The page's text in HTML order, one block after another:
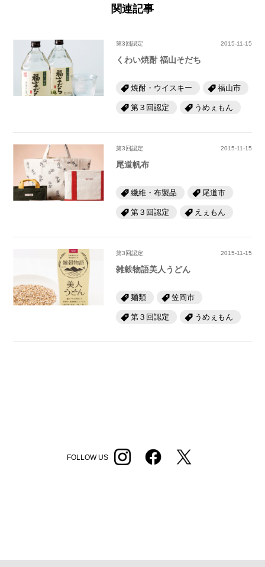
関連記事
第3回認定 2015-11-15
くわい焼酎 福山そだち
焼酎・ウイスキー 福山市
第３回認定 うめぇもん
第3回認定 2015-11-15
尾道帆布
繊維・布製品 尾道市
第３回認定 えぇもん
第3回認定 2015-11-15
雑穀物語美人うどん
麺類 笠岡市
第３回認定 うめぇもん
FOLLOW US